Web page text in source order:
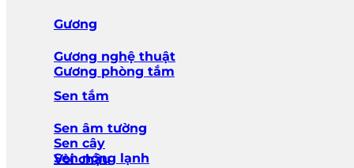
Gương
Gương nghệ thuật
Gương phòng tắm
Sen tắm
Sen âm tường
Sen cây
Sen nóng lạnh
Vòi chậu